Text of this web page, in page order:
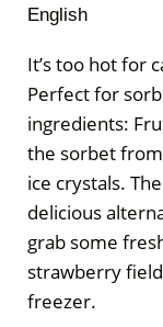
English
It’s too hot for
Perfect for
ingredients:
the sorbet
ice crystals.
delicious
grab some
strawberry
freezer.